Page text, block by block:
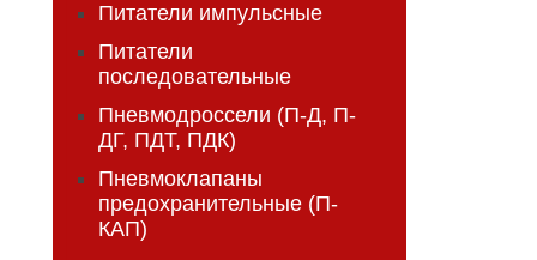
Питатели импульсные
Питатели
последовательные
Пневмодроссели (П-Д, П-
ДГ, ПДТ, ПДК)
Пневмоклапаны
предохранительные (П-
КАП)